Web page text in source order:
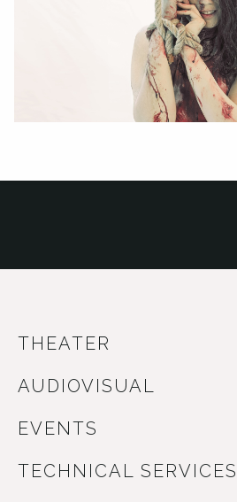
THEATER
AUDIOVISUAL
EVENTS
TECHNICAL SERVICES